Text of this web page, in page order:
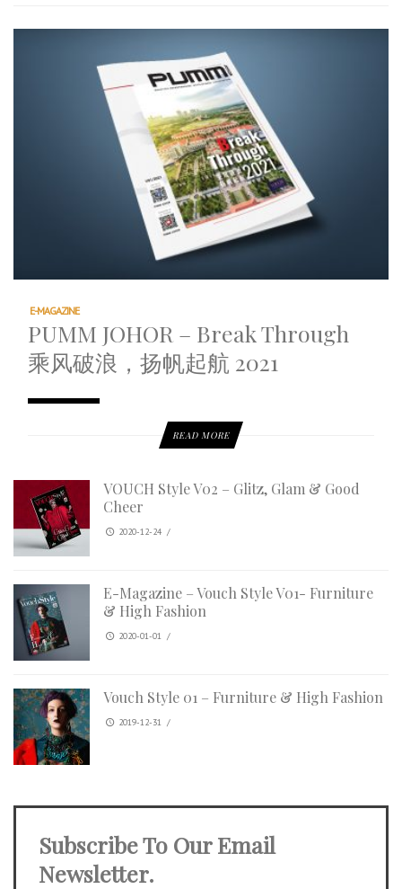
E-MAGAZINE
PUMM JOHOR – Break Through
乘风破浪，扬帆起航 2021
READ MORE
VOUCH Style V02 – Glitz, Glam & Good
Cheer
2020-12-24 /
E-Magazine – Vouch Style V01- Furniture
& High Fashion
2020-01-01 /
Vouch Style 01 – Furniture & High Fashion
2019-12-31 /
Subscribe To Our Email
Newsletter.